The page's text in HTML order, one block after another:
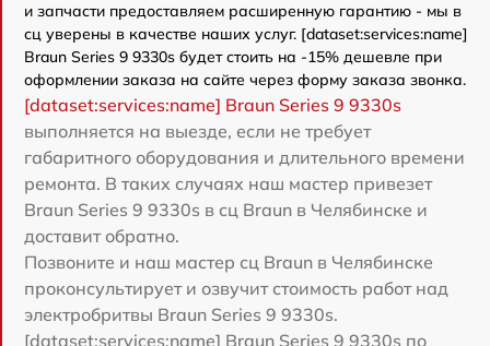
и запчасти предоставляем расширенную гарантию - мы в
сц уверены в качестве наших услуг. [dataset:services:name]
Braun Series 9 9330s будет стоить на -15% дешевле при
оформлении заказа на сайте через форму заказа звонка.
[dataset:services:name] Braun Series 9 9330s
выполняется на выезде, если не требует
габаритного оборудования и длительного времени
ремонта. В таких случаях наш мастер привезет
Braun Series 9 9330s в сц Braun в Челябинске и
доставит обратно.
Позвоните и наш мастер сц Braun в Челябинске
проконсультирует и озвучит стоимость работ над
электробритвы Braun Series 9 9330s.
[dataset:services:name] Braun Series 9 9330s по